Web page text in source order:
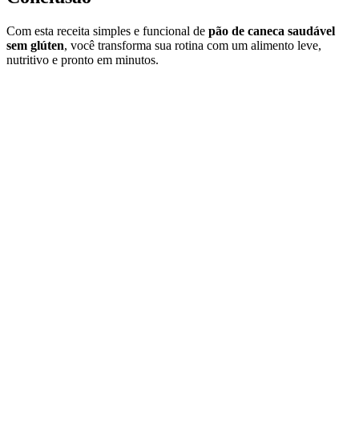
Com esta receita simples e funcional de pão de caneca saudável
sem glúten, você transforma sua rotina com um alimento leve,
nutritivo e pronto em minutos.